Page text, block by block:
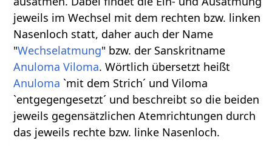
jeweils im Wechsel mit dem rechten bzw. linken
Nasenloch statt, daher auch der Name
"Wechselatmung" bzw. der Sanskritname
Anuloma Viloma. Wörtlich übersetzt heißt
Anuloma `mit dem Strich´ und Viloma
`entgegengesetzt´ und beschreibt so die beiden
jeweils gegensätzlichen Atemrichtungen durch
das jeweils rechte bzw. linke Nasenloch.